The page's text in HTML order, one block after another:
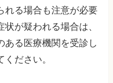
れる場合も注意が必要
が疑われる場合は、
ある医療機関を受診し
ださい。